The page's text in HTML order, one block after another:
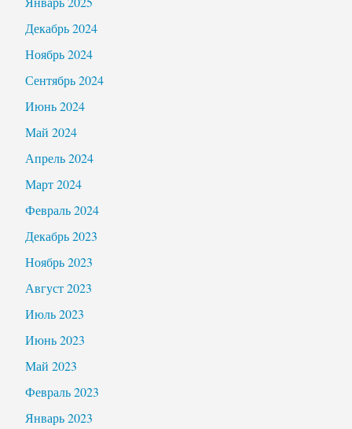
Декабрь 2024
Ноябрь 2024
Сентябрь 2024
Июнь 2024
Май 2024
Апрель 2024
Март 2024
Февраль 2024
Декабрь 2023
Ноябрь 2023
Август 2023
Июль 2023
Июнь 2023
Май 2023
Февраль 2023
Январь 2023